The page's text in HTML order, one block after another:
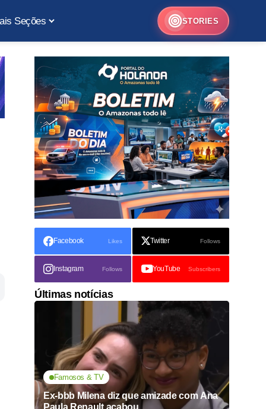
Seções STORIES
Facebook Likes Twitter Follows
Instagram Follows YouTube Subscribers
Últimas notícias
Famosos & TV
Ex-bbb Milena diz que amizade com Ana